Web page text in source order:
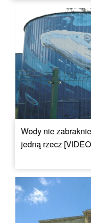
Wody nie
jedną rzecz